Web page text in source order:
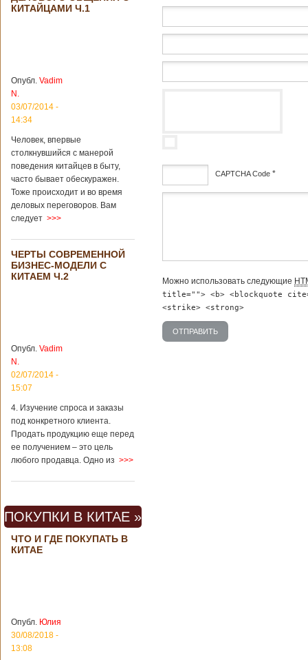
агентство Синьхуа,
реликвий. Площадь
участка, на
котором добывали
бирюзу, составляет
квадратных
километров.
Сообщается, что
рудник состоит из
функциональных
Подробнее...
Опубликовано
для туристов
вещи в Китае
Традиции и
образ жизни
жителей Китая
вещах, которые
больше всего
удивляют туристов
в Поднебесной.
в метрополитене В
Пекине или
Шанхае терактов
не было, да и весь
Китай в этом
считается
государством. Но в
метрополитене
Шанхая или
Подробнее...
Опубликовано
родителей
появился их
ребенок. Выносила
малыша
КИТАЙЦАМИ Ч.1
Опубл. Vadim
N.
03/07/2014 -
14:34
Человек, впервые
столкнувшийся с манерой
поведения китайцев в быту,
часто бывает обескуражен.
Тоже происходит и во время
деловых переговоров. Вам
следует >>>
ЧЕРТЫ СОВРЕМЕННОЙ
БИЗНЕС-МОДЕЛИ С
КИТАЕМ Ч.2
Опубл. Vadim
N.
02/07/2014 -
15:07
4. Изучение спроса и заказы
под конкретного клиента.
Продать продукцию еще перед
ее получением – это цель
любого продавца. Одно из >>>
ПОКУПКИ В КИТАЕ »
ЧТО И ГДЕ ПОКУПАТЬ В
КИТАЕ
Опубл. Юлия
30/08/2018 -
13:08
CAPTCHA Code *
Можно использовать следующие
title=""> <b> <blockquote
<strike> <strong>